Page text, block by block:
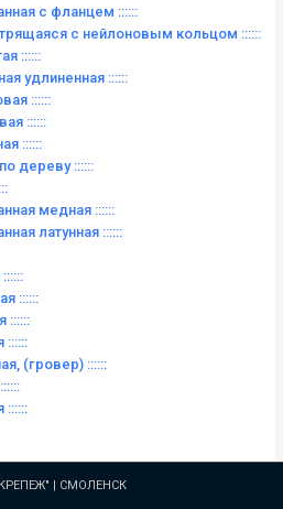
с фланцем ::::::
с нейлоновым кольцом ::::::
::::::
удлиненная ::::::
::::::
::::::
::::::
дереву ::::::
медная ::::::
латунная ::::::
::::::
::::::
::::::
(гровер) ::::::
::::::
| СМОЛЕНСК